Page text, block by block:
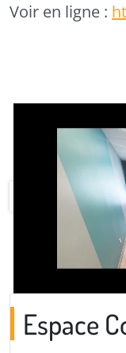
Voir en ligne :
Espace